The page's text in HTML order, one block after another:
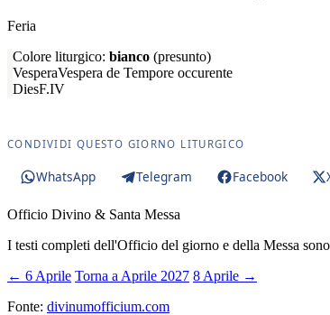
Feria
Colore liturgico: bianco (presunto)
VesperaVespera de Tempore occurente
DiesF.IV
CONDIVIDI QUESTO GIORNO LITURGICO
WhatsApp Telegram Facebook
Officio Divino & Santa Messa
I testi completi dell'Officio del giorno e della Messa
← 6 Aprile Torna a Aprile 2027 8 Aprile →
Fonte: divinumofficium.com